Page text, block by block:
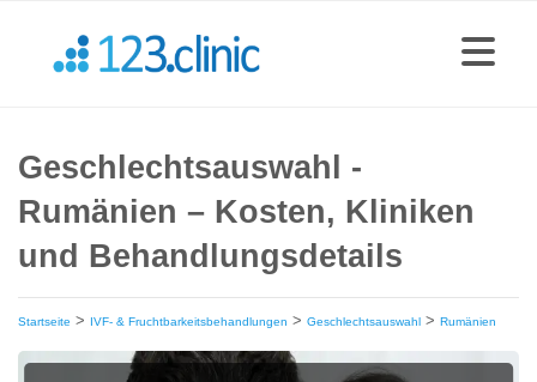
Geschlechtsauswahl -
Rumänien – Kosten, Kliniken
und Behandlungsdetails
Startseite > IVF- & Fruchtbarkeitsbehandlungen > Geschlechtsauswahl > Rumänien